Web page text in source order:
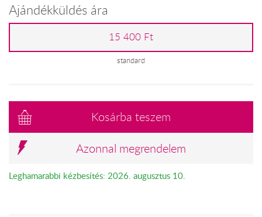
Ajándékküldés ára
15 400 Ft
standard
Kosárba teszem
Azonnal megrendelem
Leghamarabbi kézbesítés: 2026. augusztus 10.